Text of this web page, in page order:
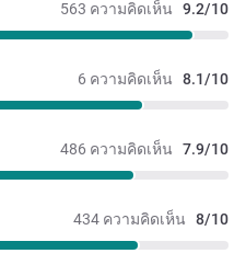
563 ความคิดเห็น 9.2/10
6 ความคิดเห็น 8.1/10
486 ความคิดเห็น 7.9/10
434 ความคิดเห็น 8/10